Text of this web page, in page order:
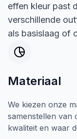
effen kleur past
verschillende
als basislaag of
Materiaal
We kiezen onze
samenstellen van
kwaliteit en waar